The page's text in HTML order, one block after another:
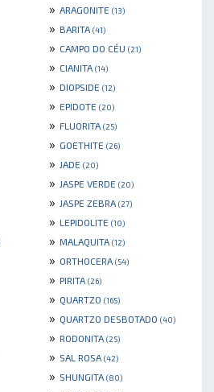
» ARAGONITE (13)
» BARITA (41)
» CAMPO DO CÉU (21)
» CIANITA (14)
» DIOPSIDE (12)
» EPIDOTE (20)
» FLUORITA (25)
» GOETHITE (26)
» JADE (20)
» JASPE VERDE (20)
» JASPE ZEBRA (27)
» LEPIDOLITE (10)
» MALAQUITA (12)
» ORTHOCERA (54)
» PIRITA (26)
» QUARTZO (165)
» QUARTZO DESBOTADO (40)
» RODONITA (25)
» SAL ROSA (42)
» SHUNGITA (80)